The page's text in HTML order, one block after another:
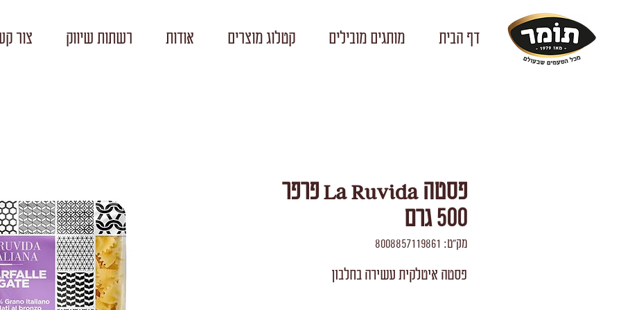
דף הבית מותגים מובילים קטלוג מוצרים אודות רשתות שיווק צור
פסטה La Ruvida פרפר
500 גרם
מק"ט: 8008857119861
פסטה איטלקית עשירה בחלבון